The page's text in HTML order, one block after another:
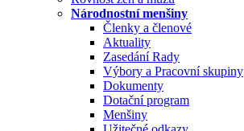
Národnostní menšiny
Členky a členové
Aktuality
Zasedání Rady
Výbory a Pracovní skupiny
Dokumenty
Dotační program
Menšiny